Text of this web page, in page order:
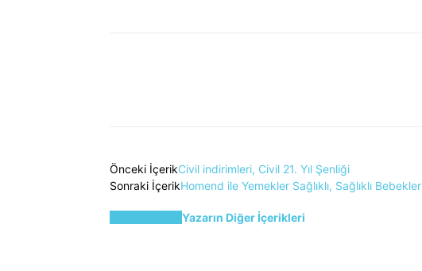
Önceki İçerikCivil indirimleri, Civil 21. Yıl Şenliği
Sonraki İçerikHomend ile Yemekler Sağlıklı, Sağlıklı Bebekler
Yazarın Diğer İçerikleri